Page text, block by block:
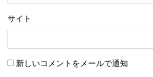
サイト
新しいコメントをメールで通知